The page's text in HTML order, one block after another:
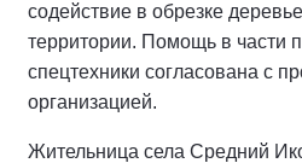
содействие в обрезке
территории. Помощь в части
спецтехники согласована с
организацией.
Жительница села Средний